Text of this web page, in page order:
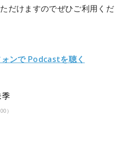
だけますのでぜひご利用くだ
ンで Podcastを聴く
季
）